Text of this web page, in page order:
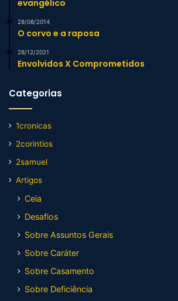
evangélico
28/08/2014
O corvo e a raposa
28/12/2021
Envolvidos X Comprometidos
Categorias
1cronicas
2corintios
2samuel
Artigos
Ceia
Desafios
Sobre Assuntos Gerais
Sobre Caráter
Sobre Casamento
Sobre Deficiência